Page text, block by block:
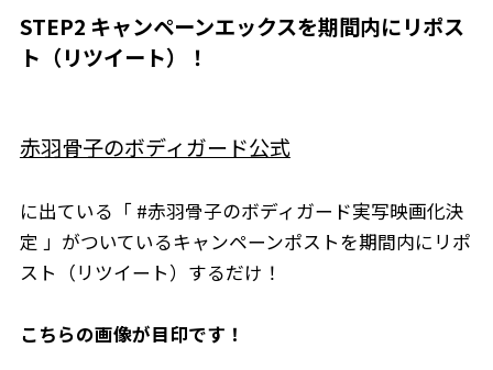
STEP2 キャンペーンエックスを期間内にリポス
ト（リツイート）！
赤羽骨子のボディガード公式
に出ている「 #赤羽骨子のボディガード実写映画化決
定 」がついているキャンペーンポストを期間内にリポ
スト（リツイート）するだけ！
こちらの画像が目印です！